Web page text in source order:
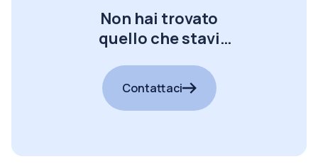
Non hai trovato
quello che stavi
Contattaci